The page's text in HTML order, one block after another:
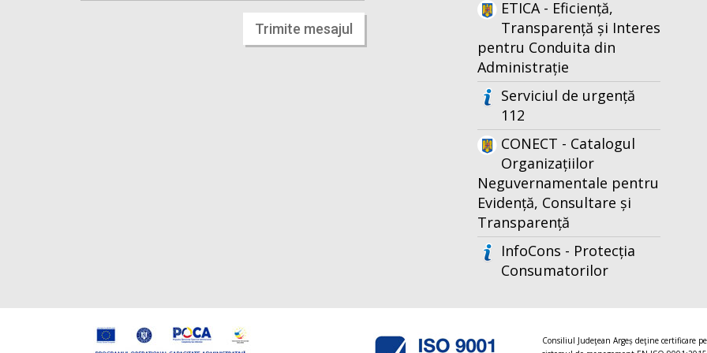
Trimite mesajul
ETICA - Eficiență,
Transparență și Interes
pentru Conduita din
Administrație
Serviciul de urgență
112
CONECT - Catalogul
Organizațiilor
Neguvernamentale pentru
Evidență, Consultare și
Transparență
InfoCons - Protecția
Consumatorilor
Consiliul Judeţean Argeș deţine certificare